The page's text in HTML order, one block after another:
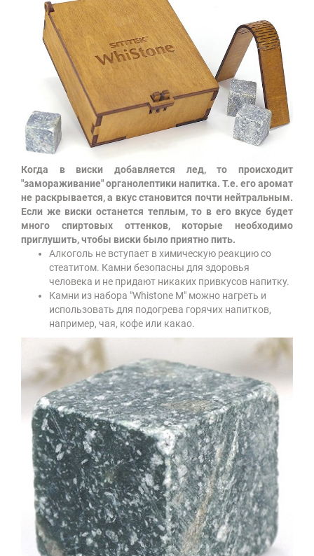
Когда в виски добавляется лед, то происходит
"замораживание" органолептики напитка. Т.е. его аромат
не раскрывается, а вкус становится почти нейтральным.
Если же виски останется теплым, то в его вкусе будет
много спиртовых оттенков, которые необходимо
приглушить, чтобы виски было приятно пить.
Алкоголь не вступает в химическую реакцию со
стеатитом. Камни безопасны для здоровья
человека и не придают никаких привкусов напитку.
Камни из набора "Whistone M" можно нагреть и
использовать для подогрева горячих напитков,
например, чая, кофе или какао.